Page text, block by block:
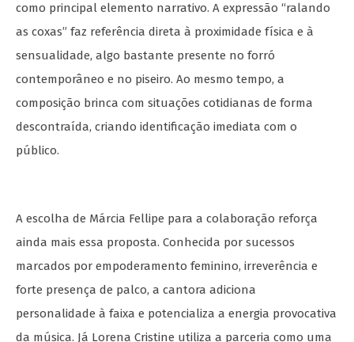
como principal elemento narrativo. A expressão “ralando
as coxas” faz referência direta à proximidade física e à
sensualidade, algo bastante presente no forró
contemporâneo e no piseiro. Ao mesmo tempo, a
composição brinca com situações cotidianas de forma
descontraída, criando identificação imediata com o
público.
A escolha de Márcia Fellipe para a colaboração reforça
ainda mais essa proposta. Conhecida por sucessos
marcados por empoderamento feminino, irreverência e
forte presença de palco, a cantora adiciona
personalidade à faixa e potencializa a energia provocativa
da música. Já Lorena Cristine utiliza a parceria como uma